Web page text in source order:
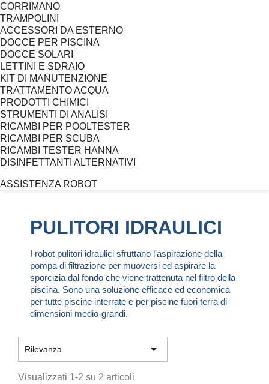
CORRIMANO
TRAMPOLINI
ACCESSORI DA ESTERNO
DOCCE PER PISCINA
DOCCE SOLARI
LETTINI E SDRAIO
KIT DI MANUTENZIONE
TRATTAMENTO ACQUA
PRODOTTI CHIMICI
STRUMENTI DI ANALISI
RICAMBI PER POOLTESTER
RICAMBI PER SCUBA
RICAMBI TESTER HANNA
DISINFETTANTI ALTERNATIVI
ASSISTENZA ROBOT
PULITORI IDRAULICI
I robot pulitori idraulici sfruttano l'aspirazione della
pompa di filtrazione per muoversi ed aspirare la
sporcizia dal fondo che viene trattenuta nel filtro della
piscina. Sono una soluzione efficace ed economica
per tutte piscine interrate e per piscine fuori terra di
dimensioni medio-grandi.
Rilevanza 
Visualizzati 1-2 su 2 articoli